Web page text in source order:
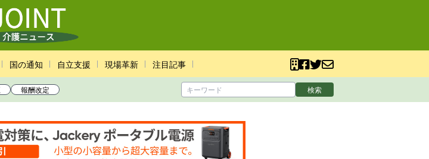
国の通知 自立支援 現場革新 注目記事
報酬改定 検索